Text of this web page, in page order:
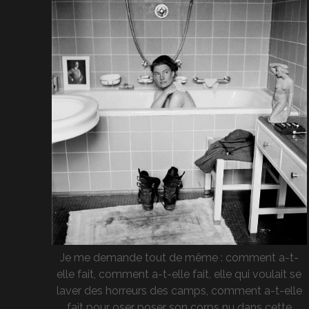
Je me demande tout de même : comment a-t-
elle fait, comment a-t-elle fait, elle qui voulait se
laver des horreurs des camps, comment a-t-elle